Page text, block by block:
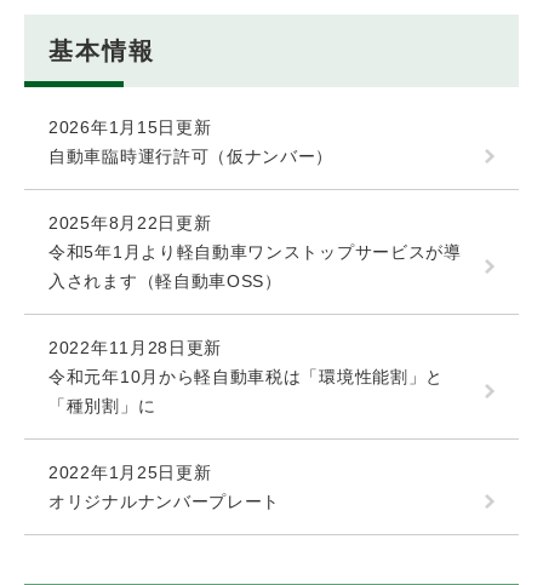
基本情報
2026年1月15日更新
自動車臨時運行許可（仮ナンバー）
2025年8月22日更新
令和5年1月より軽自動車ワンストップサービスが導
入されます（軽自動車OSS）
2022年11月28日更新
令和元年10月から軽自動車税は「環境性能割」と
「種別割」に
2022年1月25日更新
オリジナルナンバープレート